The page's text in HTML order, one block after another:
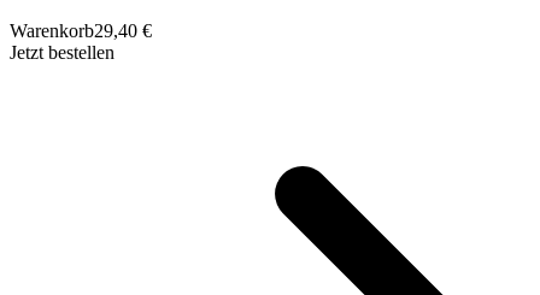
Warenkorb29,40 €
Jetzt bestellen